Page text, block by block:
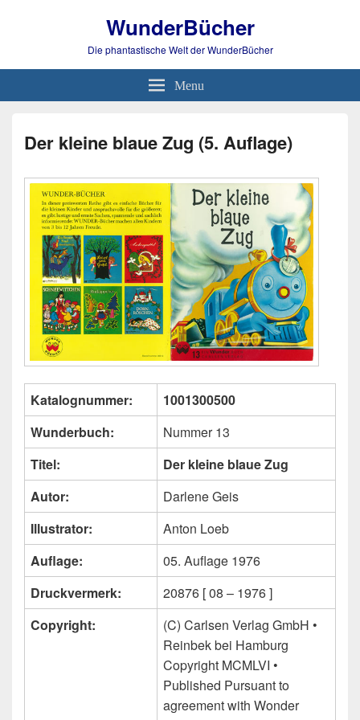
WunderBücher
Die phantastische Welt der WunderBücher
Menu
Der kleine blaue Zug (5. Auflage)
Katalognummer:
1001300500
Wunderbuch:
Nummer 13
Titel:
Der kleine blaue Zug
Autor:
Darlene Geis
Illustrator:
Anton Loeb
Auflage:
05. Auflage 1976
Druckvermerk:
20876 [ 08 – 1976 ]
Copyright:
(C) Carlsen Verlag GmbH •
Reinbek bei Hamburg
Copyright MCMLVI •
Published Pursuant to
agreement with Wonder